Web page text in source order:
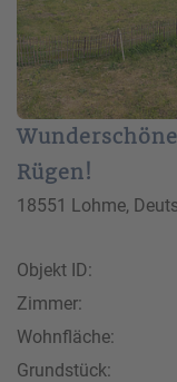
Rügen!
18551 Lohme,
Objekt ID:
Zimmer:
Wohnfläche:
Grundstück: